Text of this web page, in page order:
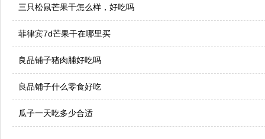
三只松鼠芒果干怎么样，好吃吗
菲律宾7d芒果干在哪里买
良品铺子猪肉脯好吃吗
良品铺子什么零食好吃
瓜子一天吃多少合适